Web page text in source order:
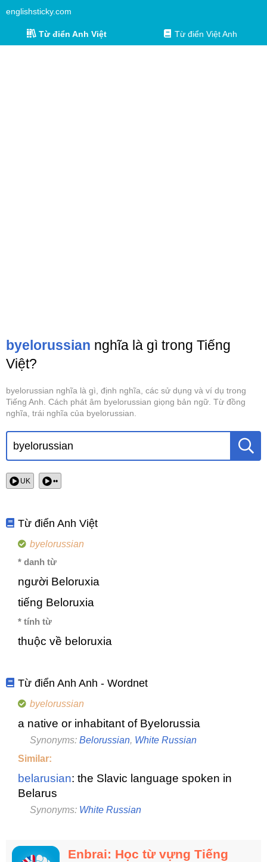
englishsticky.com
Từ điển Anh Việt Từ điển Việt Anh
byelorussian nghĩa là gì trong Tiếng
Việt?
byelorussian nghĩa là gì, định nghĩa, các sử dụng và ví dụ trong
Tiếng Anh. Cách phát âm byelorussian giọng bản ngữ. Từ đồng
nghĩa, trái nghĩa của byelorussian.
UK ••
Từ điển Anh Việt
byelorussian
* danh từ
người Beloruxia
tiếng Beloruxia
* tính từ
thuộc về beloruxia
Từ điển Anh Anh - Wordnet
byelorussian
a native or inhabitant of Byelorussia
Synonyms: Belorussian, White Russian
Similar:
belarusian: the Slavic language spoken in
Belarus
Synonyms: White Russian
Enbrai: Học từ vựng Tiếng